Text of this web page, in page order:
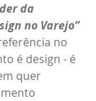
da
no Varejo”
no
é design - é
quer